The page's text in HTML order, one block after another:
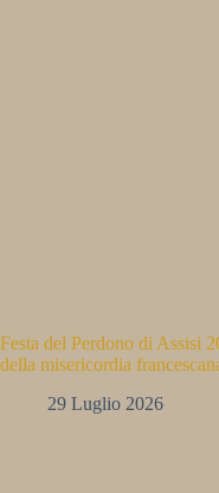
Festa del Perdono di Assisi
della misericordia
29 Luglio 2026